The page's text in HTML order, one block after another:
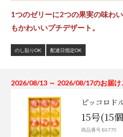
1つのゼリーに2つの果実の味わ
もかわいいプチデザート。
のし貼りOK 配達日指定OK
2026/08/13 ～ 2026/08/17のお届け
ピッコロド
15号(15
商品番号 80770